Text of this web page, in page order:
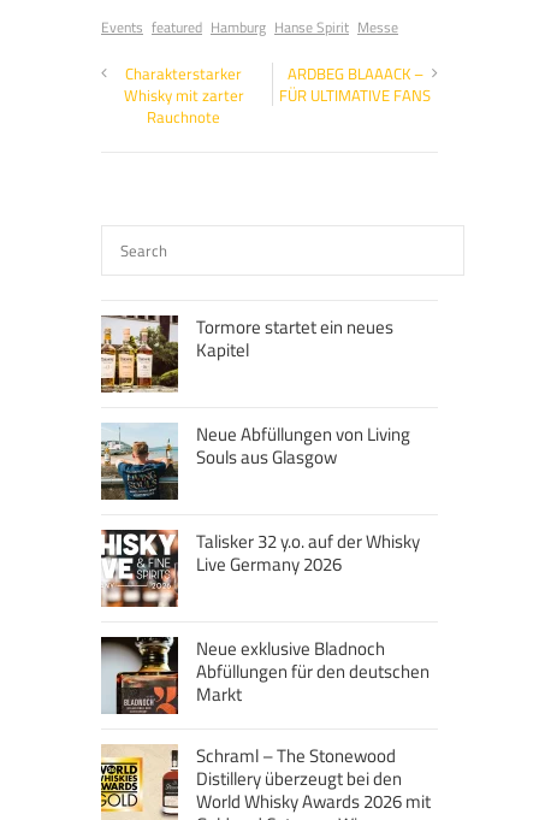
Events featured Hamburg Hanse Spirit Messe
Charakterstarker
Whisky mit zarter
Rauchnote
ARDBEG BLAAACK –
FÜR ULTIMATIVE FANS
Tormore startet ein neues
Kapitel
Neue Abfüllungen von Living
Souls aus Glasgow
Talisker 32 y.o. auf der Whisky
Live Germany 2026
Neue exklusive Bladnoch
Abfüllungen für den deutschen
Markt
Schraml – The Stonewood
Distillery überzeugt bei den
World Whisky Awards 2026 mit